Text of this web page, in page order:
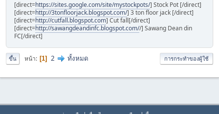
[direct=https://sites.google.com/site/mystockpots/] Stock Pot [/direct]
[direct=http://3tonfloorjack.blogspot.com/] 3 ton floor jack [/direct]
[direct=http://cutfall.blogspot.com] Cut fall[/direct]
[direct=http://sawangdeandinfc.blogspot.com//] Sawang Dean din
FC[/direct]
ขึ้น หน้า 1 2 ทั้งหมด การกระทำของผู้ใช้